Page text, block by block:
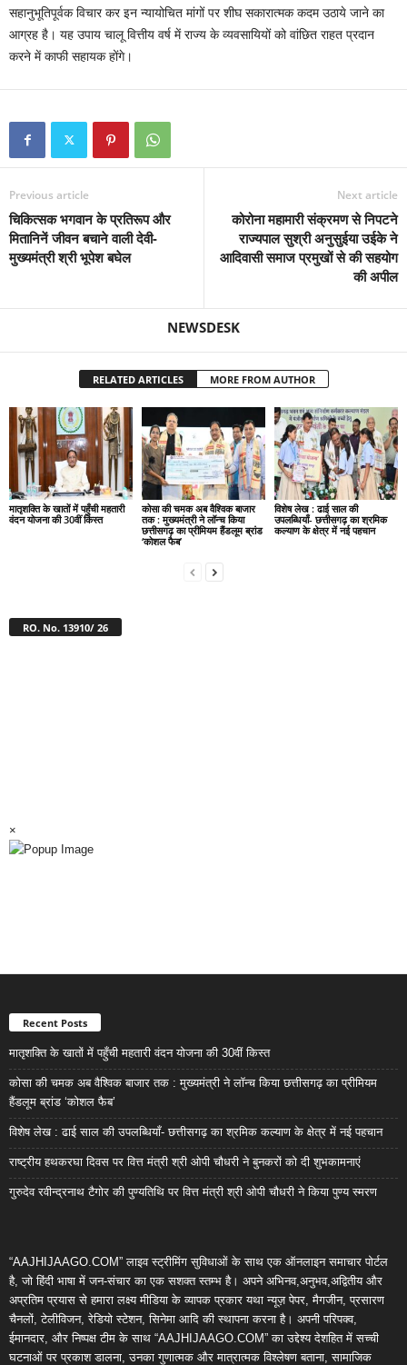
सहानुभूतिपूर्वक विचार कर इन न्यायोचित मांगों पर शीघ सकारात्मक कदम उठाये जाने का
आग्रह है। यह उपाय चालू वित्तीय वर्ष में राज्य के व्यवसायियों को वांछित राहत प्रदान
करने में काफी सहायक होंगे।
Previous article
चिकित्सक भगवान के प्रतिरूप और
मितानिनें जीवन बचाने वाली देवी-
मुख्यमंत्री श्री भूपेश बघेल
Next article
कोरोना महामारी संक्रमण से निपटने
राज्यपाल सुश्री अनुसुईया उईके ने
आदिवासी समाज प्रमुखों से की सहयोग
की अपील
NEWSDESK
RELATED ARTICLES MORE FROM AUTHOR
मातृशक्ति के खातों में पहुँची महतारी
वंदन योजना की 30वीं किस्त
कोसा की चमक अब वैश्विक बाजार
तक : मुख्यमंत्री ने लॉन्च किया
छत्तीसगढ़ का प्रीमियम हैंडलूम ब्रांड
‘कोशल फैब’
विशेष लेख : ढाई साल की
उपलब्धियाँ- छत्तीसगढ़ का श्रमिक
कल्याण के क्षेत्र में नई पहचान
RO. No. 13910/ 26
×
Recent Posts
मातृशक्ति के खातों में पहुँची महतारी वंदन योजना की 30वीं किस्त
कोसा की चमक अब वैश्विक बाजार तक : मुख्यमंत्री ने लॉन्च किया छत्तीसगढ़ का प्रीमियम
हैंडलूम ब्रांड ‘कोशल फैब’
विशेष लेख : ढाई साल की उपलब्धियाँ- छत्तीसगढ़ का श्रमिक कल्याण के क्षेत्र में नई पहचान
राष्ट्रीय हथकरघा दिवस पर वित्त मंत्री श्री ओपी चौधरी ने बुनकरों को दी शुभकामनाएं
गुरुदेव रवीन्द्रनाथ टैगोर की पुण्यतिथि पर वित्त मंत्री श्री ओपी चौधरी ने किया पुण्य स्मरण
“AAJHIJAAGO.COM” लाइव स्ट्रीमिंग सुविधाओं के साथ एक ऑनलाइन समाचार पोर्टल
है, जो हिंदी भाषा में जन-संचार का एक सशक्त स्तम्भ है। अपने अभिनव,अनुभव,अद्वितीय और
अप्रतिम प्रयास से हमारा लक्ष्य मीडिया के व्यापक प्रकार यथा न्यूज़ पेपर, मैगजीन, प्रसारण
चैनलों, टेलीविजन, रेडियो स्टेशन, सिनेमा आदि की स्थापना करना है। अपनी परिपक्व,
ईमानदार, और निष्पक्ष टीम के साथ “AAJHIJAAGO.COM” का उद्देश्य देशहित में सच्ची
घटनाओं पर प्रकाश डालना, उनका गुणात्मक और मात्रात्मक विश्लेषण बताना, सामाजिक